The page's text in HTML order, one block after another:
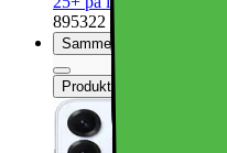
895322
Sammenlign
Produktdatablad